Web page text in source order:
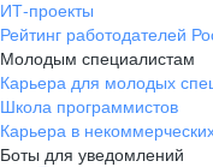
ИТ-проекты
Рейтинг работодателей
Молодым специалистам
Карьера для молодых
Школа программистов
Карьера в
Боты для уведомлений